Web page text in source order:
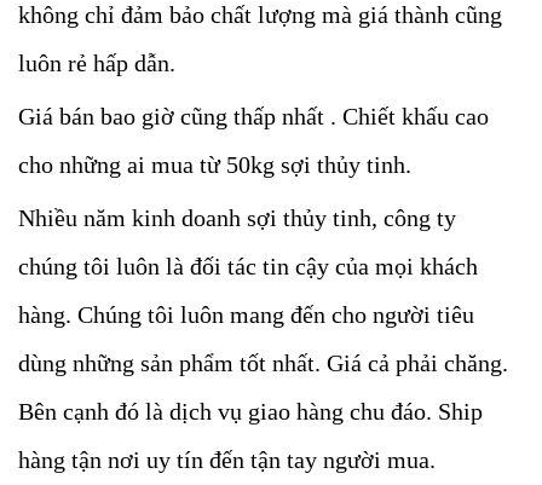
không chỉ đảm bảo chất lượng mà giá thành cũng
luôn rẻ hấp dẫn.
Giá bán bao giờ cũng thấp nhất . Chiết khấu cao
cho những ai mua từ 50kg sợi thủy tinh.
Nhiều năm kinh doanh sợi thủy tinh, công ty
chúng tôi luôn là đối tác tin cậy của mọi khách
hàng. Chúng tôi luôn mang đến cho người tiêu
dùng những sản phẩm tốt nhất. Giá cả phải chăng.
Bên cạnh đó là dịch vụ giao hàng chu đáo. Ship
hàng tận nơi uy tín đến tận tay người mua.